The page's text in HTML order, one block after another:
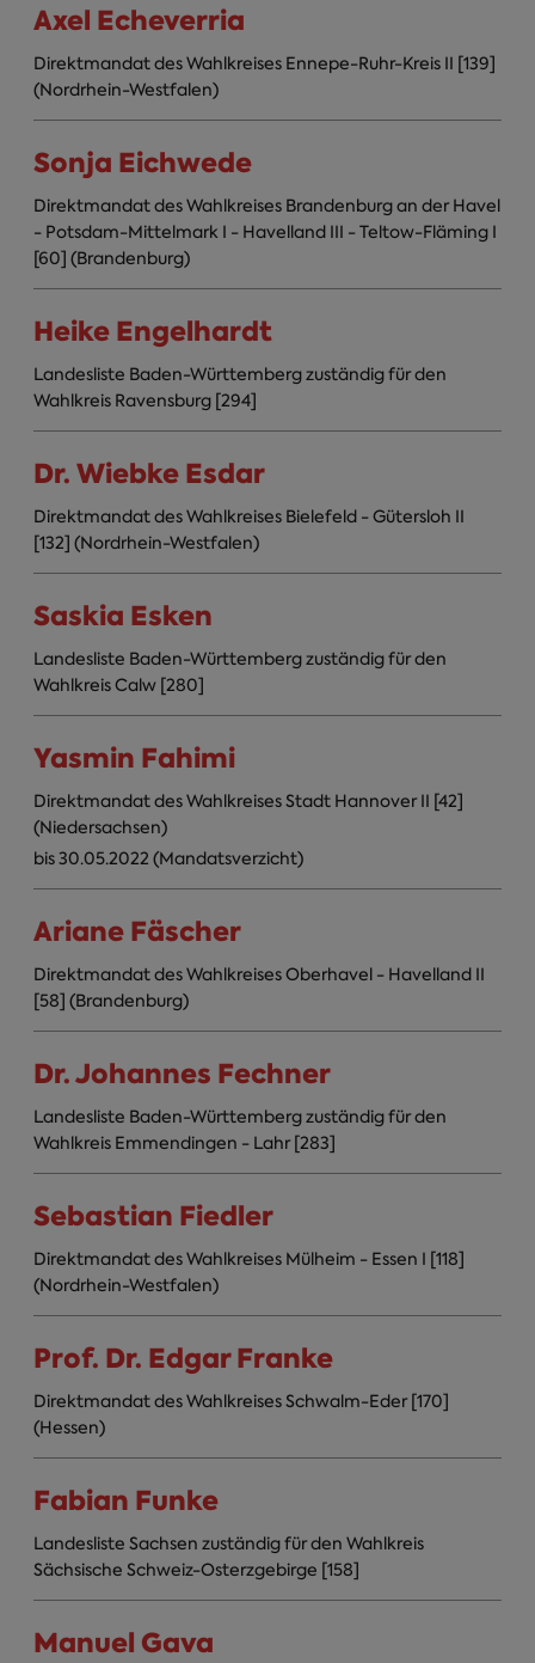
Axel Echeverria
Direktmandat des Wahlkreises Ennepe-Ruhr-Kreis II [139]
(Nordrhein-Westfalen)
Sonja Eichwede
Direktmandat des Wahlkreises Brandenburg an der Havel
- Potsdam-Mittelmark I - Havelland III - Teltow-Fläming I
[60] (Brandenburg)
Heike Engelhardt
Landesliste Baden-Württemberg zuständig für den
Wahlkreis Ravensburg [294]
Dr. Wiebke Esdar
Direktmandat des Wahlkreises Bielefeld - Gütersloh II
[132] (Nordrhein-Westfalen)
Saskia Esken
Landesliste Baden-Württemberg zuständig für den
Wahlkreis Calw [280]
Yasmin Fahimi
Direktmandat des Wahlkreises Stadt Hannover II [42]
(Niedersachsen)
bis 30.05.2022 (Mandatsverzicht)
Ariane Fäscher
Direktmandat des Wahlkreises Oberhavel - Havelland II
[58] (Brandenburg)
Dr. Johannes Fechner
Landesliste Baden-Württemberg zuständig für den
Wahlkreis Emmendingen - Lahr [283]
Sebastian Fiedler
Direktmandat des Wahlkreises Mülheim - Essen I [118]
(Nordrhein-Westfalen)
Prof. Dr. Edgar Franke
Direktmandat des Wahlkreises Schwalm-Eder [170]
(Hessen)
Fabian Funke
Landesliste Sachsen zuständig für den Wahlkreis
Sächsische Schweiz-Osterzgebirge [158]
Manuel Gava